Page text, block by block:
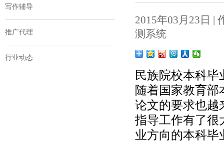
写作辅导
推广代理
行业动态
2015年03月23日 |
测系统
民族院校本科
随着国家教育部
论文的要求也越
指导工作有了很
业方向的本科毕